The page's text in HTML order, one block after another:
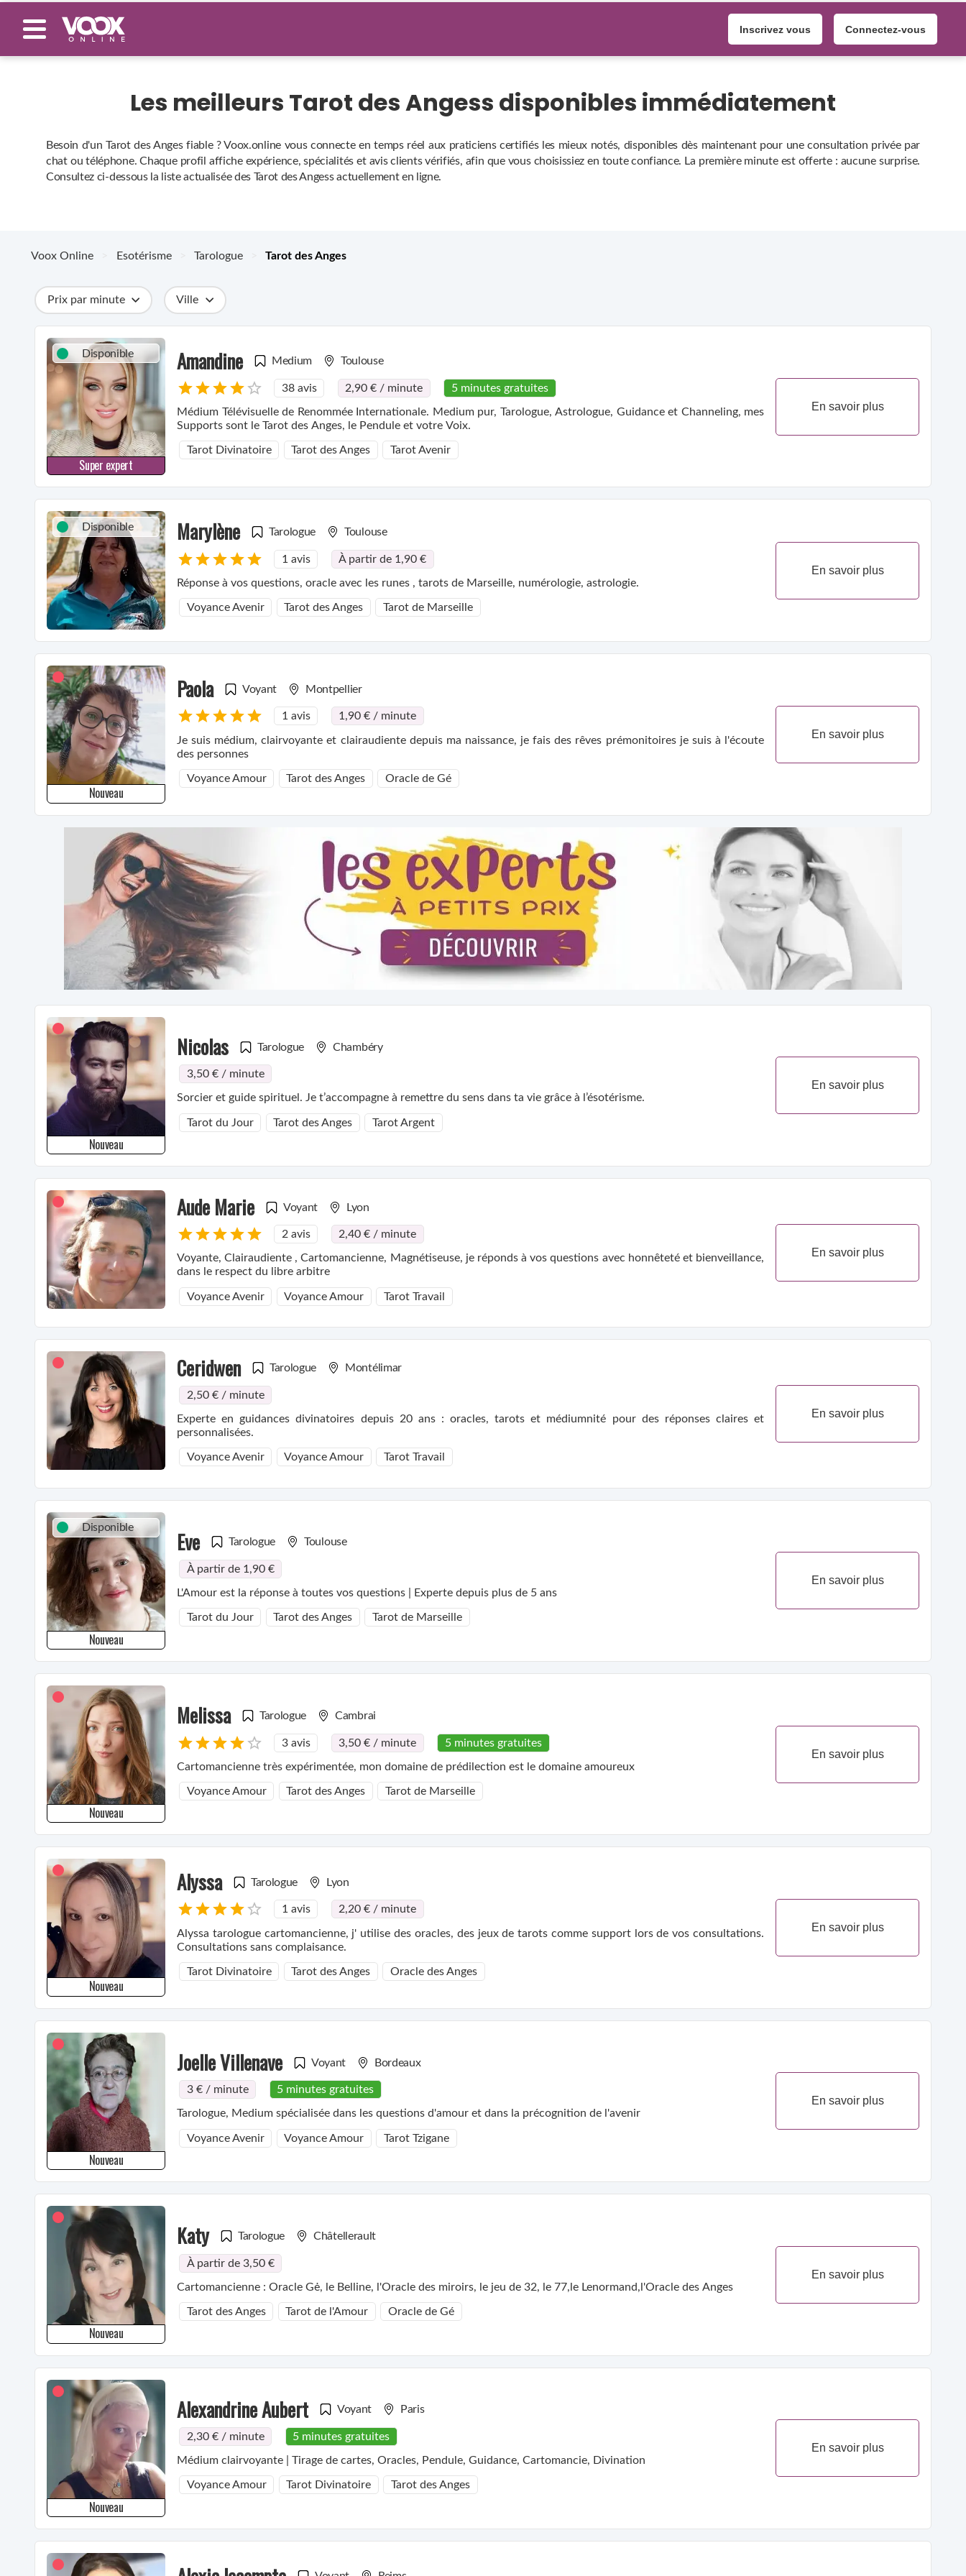
Inscrivez vous Connectez-vous
Les meilleurs Tarot des Angess disponibles immédiatement
Besoin d'un Tarot des Anges fiable ? Voox.online vous connecte en temps réel aux praticiens certifiés les mieux notés, disponibles dès maintenant pour une consultation privée par
chat ou téléphone. Chaque profil affiche expérience, spécialités et avis clients vérifiés, afin que vous choisissiez en toute confiance. La première minute est offerte : aucune surprise.
Consultez ci‑dessous la liste actualisée des Tarot des Angess actuellement en ligne.
Voox Online Esotérisme Tarologue Tarot des Anges
Prix par minute
Catégories
Métiers
Compétences
Ville
Disponible
Super expert
Amandine Medium Toulouse
38 avis 2,90 € / minute 5 minutes gratuites
Médium Télévisuelle de Renommée Internationale. Medium pur, Tarologue, Astrologue, Guidance et Channeling, mes
Supports sont le Tarot des Anges, le Pendule et votre Voix.
Tarot Divinatoire Tarot des Anges Tarot Avenir
En savoir plus
Disponible Marylène Tarologue Toulouse
1 avis À partir de 1,90 €
Réponse à vos questions, oracle avec les runes , tarots de Marseille, numérologie, astrologie.
Voyance Avenir Tarot des Anges Tarot de Marseille
En savoir plus
Nouveau
Paola Voyant Montpellier
1 avis 1,90 € / minute
Je suis médium, clairvoyante et clairaudiente depuis ma naissance, je fais des rêves prémonitoires je suis à l'écoute
des personnes
Voyance Amour Tarot des Anges Oracle de Gé
En savoir plus
Nouveau
Nicolas Tarologue Chambéry
3,50 € / minute
Sorcier et guide spirituel. Je t’accompagne à remettre du sens dans ta vie grâce à l’ésotérisme.
Tarot du Jour Tarot des Anges Tarot Argent
En savoir plus
Aude Marie Voyant Lyon
2 avis 2,40 € / minute
Voyante, Clairaudiente , Cartomancienne, Magnétiseuse, je réponds à vos questions avec honnêteté et bienveillance,
dans le respect du libre arbitre
Voyance Avenir Voyance Amour Tarot Travail
En savoir plus
Ceridwen Tarologue Montélimar
2,50 € / minute
Experte en guidances divinatoires depuis 20 ans : oracles, tarots et médiumnité pour des réponses claires et
personnalisées.
Voyance Avenir Voyance Amour Tarot Travail
En savoir plus
Disponible
Nouveau
Eve Tarologue Toulouse
À partir de 1,90 €
L'Amour est la réponse à toutes vos questions | Experte depuis plus de 5 ans
Tarot du Jour Tarot des Anges Tarot de Marseille
En savoir plus
Nouveau
Melissa Tarologue Cambrai
3 avis 3,50 € / minute 5 minutes gratuites
Cartomancienne très expérimentée, mon domaine de prédilection est le domaine amoureux
Voyance Amour Tarot des Anges Tarot de Marseille
En savoir plus
Nouveau
Alyssa Tarologue Lyon
1 avis 2,20 € / minute
Alyssa tarologue cartomancienne, j' utilise des oracles, des jeux de tarots comme support lors de vos consultations.
Consultations sans complaisance.
Tarot Divinatoire Tarot des Anges Oracle des Anges
En savoir plus
Nouveau
Joelle Villenave Voyant Bordeaux
3 € / minute 5 minutes gratuites
Tarologue, Medium spécialisée dans les questions d'amour et dans la précognition de l'avenir
Voyance Avenir Voyance Amour Tarot Tzigane
En savoir plus
Nouveau
Katy Tarologue Châtellerault
À partir de 3,50 €
Cartomancienne : Oracle Gė, le Belline, l'Oracle des miroirs, le jeu de 32, le 77,le Lenormand,l'Oracle des Anges
Tarot des Anges Tarot de l'Amour Oracle de Gé
En savoir plus
Nouveau
Alexandrine Aubert Voyant Paris
2,30 € / minute 5 minutes gratuites
Médium clairvoyante | Tirage de cartes, Oracles, Pendule, Guidance, Cartomancie, Divination
Voyance Amour Tarot Divinatoire Tarot des Anges
En savoir plus